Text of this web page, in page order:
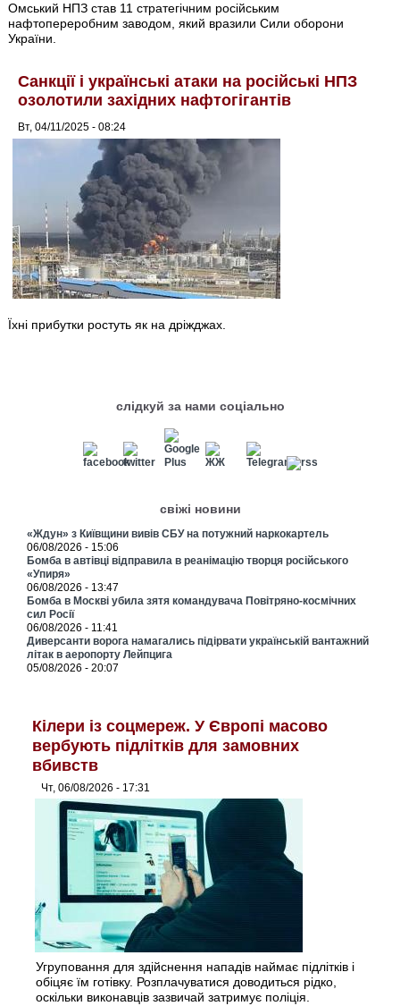
Омський НПЗ став 11 стратегічним російським
нафтопереробним заводом, який вразили Сили оборони
України.
Санкції і українські атаки на російські НПЗ
озолотили західних нафтогігантів
Вт, 04/11/2025 - 08:24
Їхні прибутки ростуть як на дріжджах.
слідкуй за нами соціально
свіжі новини
«Ждун» з Київщини вивів СБУ на потужний наркокартель
06/08/2026 - 15:06
Бомба в автівці відправила в реанімацію творця російського
«Упиря»
06/08/2026 - 13:47
Бомба в Москві убила зятя командувача Повітряно-космічних
сил Росії
06/08/2026 - 11:41
Диверсанти ворога намагались підірвати українській вантажний
літак в аеропорту Лейпцига
05/08/2026 - 20:07
Кілери із соцмереж. У Європі масово
вербують підлітків для замовних
вбивств
Чт, 06/08/2026 - 17:31
Угруповання для здійснення нападів наймає підлітків і
обіцяє їм готівку. Розплачуватися доводиться рідко,
оскільки виконавців зазвичай затримує поліція.